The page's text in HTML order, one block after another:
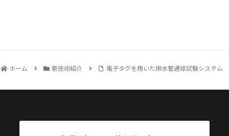
ホーム 新技術紹介 電子タグを用いた排水管通球試験システム